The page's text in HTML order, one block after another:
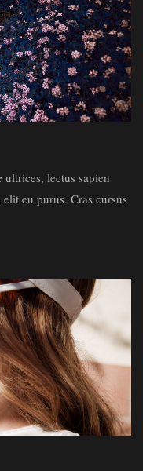
lectus sapien
eu purus. Cras cursus